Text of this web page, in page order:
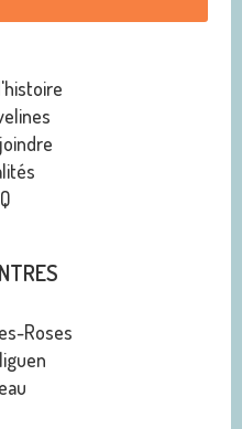
Roses